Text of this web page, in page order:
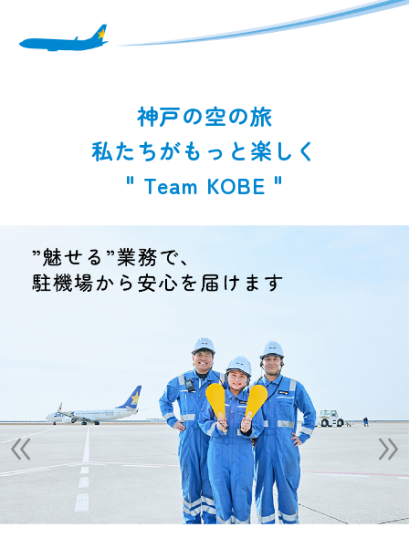
神戸の空の旅
私たちがもっと楽しく
" Team KOBE "